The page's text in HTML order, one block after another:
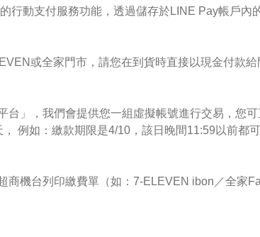
行動支付服務功能，透過儲存於LINE Pay帳戶內
或全家門市，請您在到貨時直接以現金付款給
台 」，我們會提供您一組虛擬帳號進行交易，您
例如：繳款期限是4/10，該日晚間11:59以前都可
商機台列印繳費單（如：7-ELEVEN ibon／全家